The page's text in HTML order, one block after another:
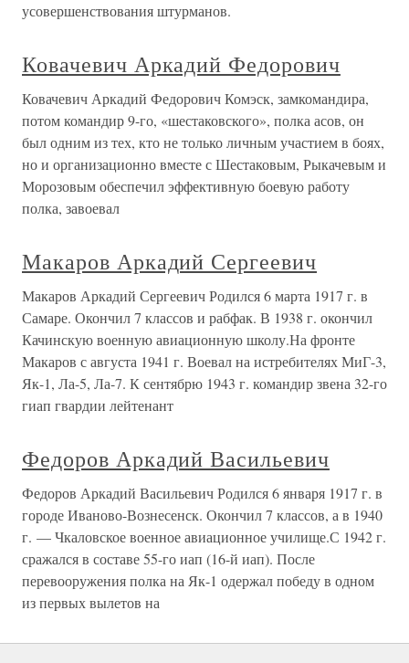
усовершенствования штурманов.
Ковачевич Аркадий Федорович
Ковачевич Аркадий Федорович Комэск, замкомандира,
потом командир 9-го, «шестаковского», полка асов, он
был одним из тех, кто не только личным участием в боях,
но и организационно вместе с Шестаковым, Рыкачевым и
Морозовым обеспечил эффективную боевую работу
полка, завоевал
Макаров Аркадий Сергеевич
Макаров Аркадий Сергеевич Родился 6 марта 1917 г. в
Самаре. Окончил 7 классов и рабфак. В 1938 г. окончил
Качинскую военную авиационную школу.На фронте
Макаров с августа 1941 г. Воевал на истребителях МиГ-3,
Як-1, Ла-5, Ла-7. К сентябрю 1943 г. командир звена 32-го
гиап гвардии лейтенант
Федоров Аркадий Васильевич
Федоров Аркадий Васильевич Родился 6 января 1917 г. в
городе Иваново-Вознесенск. Окончил 7 классов, а в 1940
г. — Чкаловское военное авиационное училище.С 1942 г.
сражался в составе 55-го иап (16-й иап). После
перевооружения полка на Як-1 одержал победу в одном
из первых вылетов на